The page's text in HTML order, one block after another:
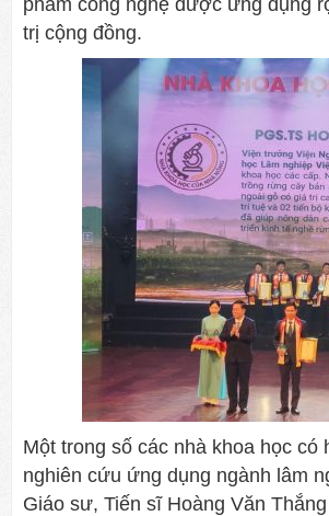
phẩm công nghệ được ứng dụng
trị cộng đồng.
Một trong số các nhà khoa học
nghiên cứu ứng dụng ngành lâm
Giáo sư, Tiến sĩ Hoàng Văn